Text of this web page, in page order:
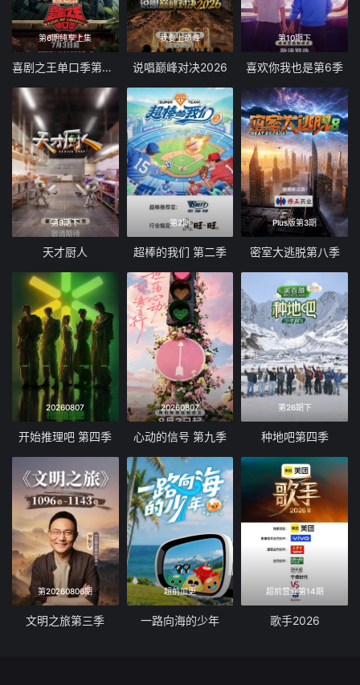
第6期纯享上集
喜剧之王单口季第三季
我要上巅峰
说唱巅峰对决2026
第10期下
喜欢你我也是第6季
第9期下
天才厨人
第2期
超棒的我们 第二季
Plus版第3期
密室大逃脱第八季
20260807
开始推理吧 第四季
20260807
心动的信号 第九季
第26期下
种地吧第四季
第20260806期
文明之旅第三季
超前加更
一路向海的少年
超前营业第14期
歌手2026